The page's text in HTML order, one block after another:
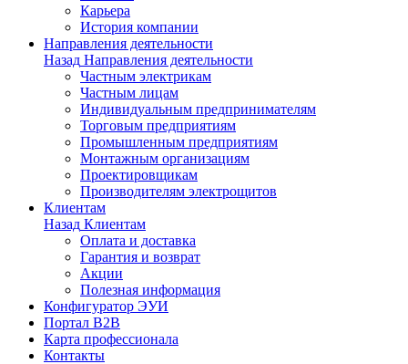
Карьера
История компании
Направления деятельности
Назад Направления деятельности
Частным электрикам
Частным лицам
Индивидуальным предпринимателям
Торговым предприятиям
Промышленным предприятиям
Монтажным организациям
Проектировщикам
Производителям электрощитов
Клиентам
Назад Клиентам
Оплата и доставка
Гарантия и возврат
Акции
Полезная информация
Конфигуратор ЭУИ
Портал B2B
Карта профессионала
Контакты